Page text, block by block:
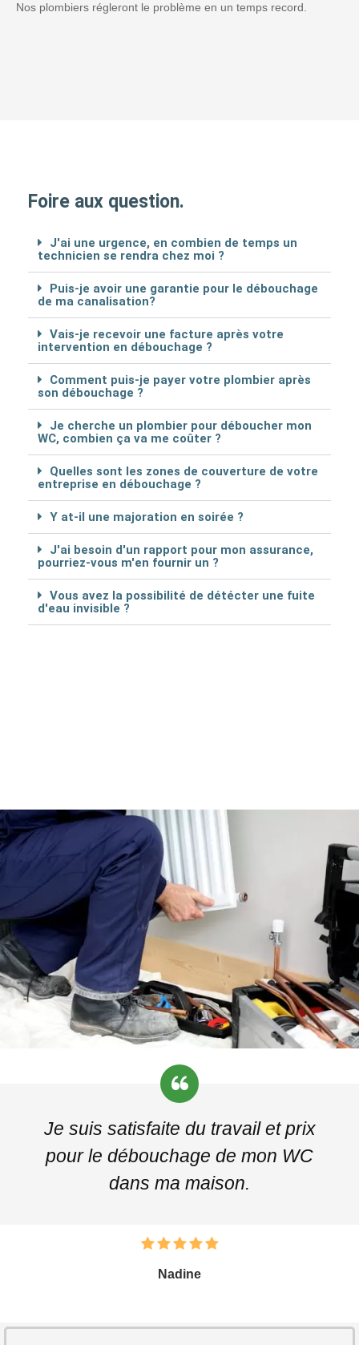
Nos plombiers régleront le problème en un temps record.
Foire aux question.
J'ai une urgence, en combien de temps un
technicien se rendra chez moi ?
Puis-je avoir une garantie pour le débouchage
de ma canalisation?
Vais-je recevoir une facture après votre
intervention en débouchage ?
Comment puis-je payer votre plombier après
son débouchage ?
Je cherche un plombier pour déboucher mon
WC, combien ça va me coûter ?
Quelles sont les zones de couverture de votre
entreprise en débouchage ?
Y at-il une majoration en soirée ?
J'ai besoin d'un rapport pour mon assurance,
pourriez-vous m'en fournir un ?
Vous avez la possibilité de détécter une fuite
d'eau invisible ?
Je suis satisfaite du travail et prix
pour le débouchage de mon WC
dans ma maison.
Nadine